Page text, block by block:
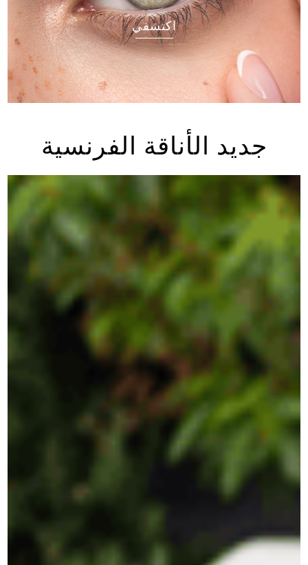
اكتشفي
جديد الأناقة الفرنسية